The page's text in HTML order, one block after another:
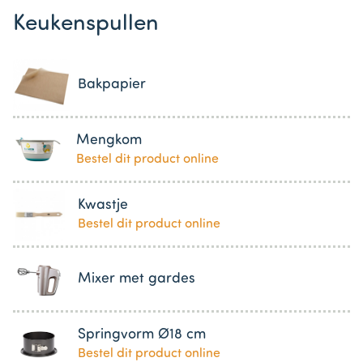
Keukenspullen
Bakpapier
Mengkom
Bestel dit product online
Kwastje
Bestel dit product online
Mixer met gardes
Springvorm Ø18 cm
Bestel dit product online